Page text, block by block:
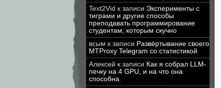
Text2Vid к записи Эксперименты с
тиграми и другие способы
преподавать программирование
студентам, которым скучно
всым к записи Развёртывание своего
MTProxy Telegram со статистикой
Алексей к записи Как я собрал LLM-
печку на 4 GPU, и на что она
способна